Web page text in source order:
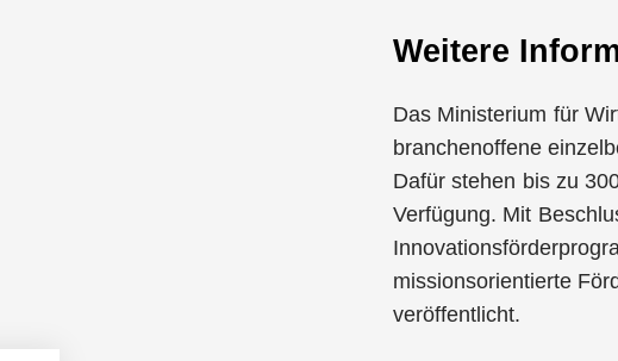
Weitere
Das Ministerium für
branchenoffene
Dafür stehen bis zu
Verfügung. Mit
missionsorientierte
veröffentlicht.